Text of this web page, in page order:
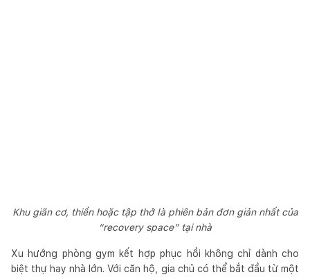
Khu giãn cơ, thiền hoặc tập thở là phiên bản đơn giản nhất của
“recovery space” tại nhà
Xu hướng phòng gym kết hợp phục hồi không chỉ dành cho
biệt thự hay nhà lớn. Với căn hộ, gia chủ có thể bắt đầu từ một